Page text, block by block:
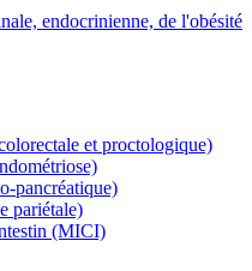
endocrinienne, de l'obésité
et proctologique)
pancréatique)
pariétale)
(MICI)